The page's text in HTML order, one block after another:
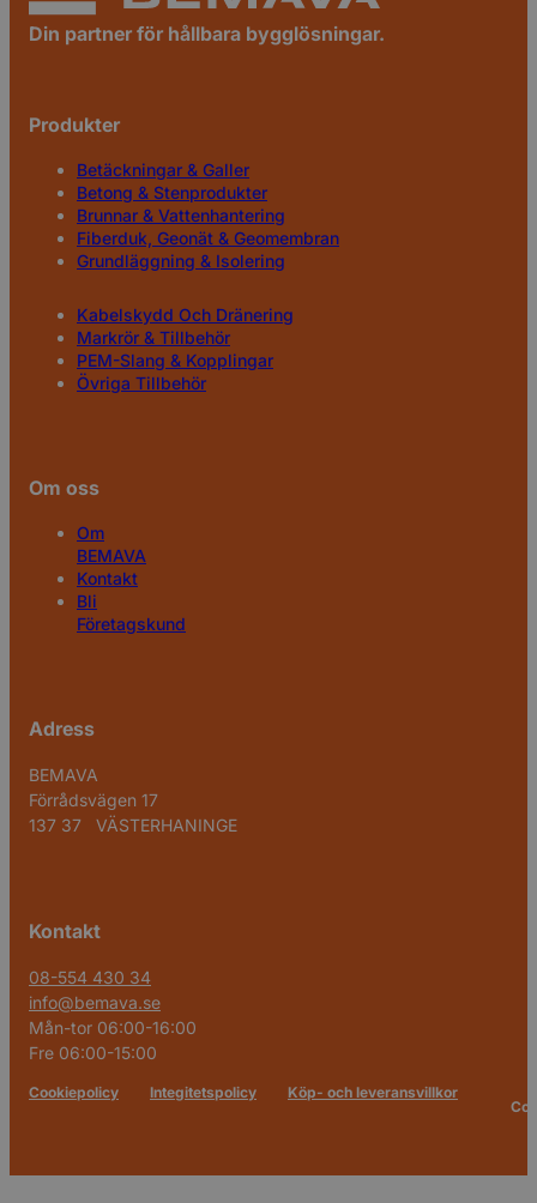
Din partner för hållbara bygglösningar.
Produkter
Betäckningar & Galler
Betong & Stenprodukter
Brunnar & Vattenhantering
Fiberduk, Geonät & Geomembran
Grundläggning & Isolering
Kabelskydd Och Dränering
Markrör & Tillbehör
PEM-Slang & Kopplingar
Övriga Tillbehör
Om oss
Om
BEMAVA
Kontakt
Bli
Företagskund
Adress
BEMAVA
Förrådsvägen 17
137 37 VÄSTERHANINGE
Kontakt
08-554 430 34
info@bemava.se
Mån-tor 06:00-16:00
Fre 06:00-15:00
Cookiepolicy Integitetspolicy
Köp- och leveransvillkor